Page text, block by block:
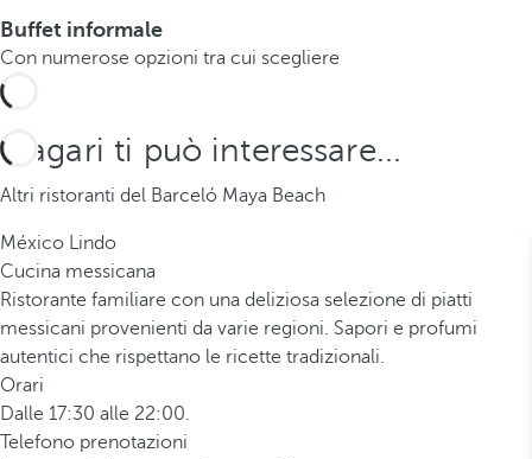
Buffet informale
Con numerose opzioni tra cui scegliere
Magari ti può interessare...
Altri ristoranti del Barceló Maya Beach
México Lindo
Cucina messicana
Ristorante familiare con una deliziosa selezione di piatti
messicani provenienti da varie regioni. Sapori e profumi
autentici che rispettano le ricette tradizionali.
Orari
Dalle 17:30 alle 22:00.
Telefono prenotazioni